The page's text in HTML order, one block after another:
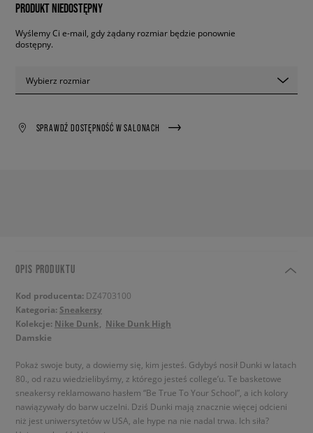
PRODUKT NIEDOSTĘPNY
Wyślemy Ci e-mail, gdy żądany rozmiar będzie ponownie
dostępny.
Wybierz rozmiar
SPRAWDŹ DOSTĘPNOŚĆ W SALONACH
OPIS PRODUKTU
Kod producenta: DZ4703100
Kategoria: Sneakersy
Kolekcje: Nike Dunk
Nike Dunk High
Damskie
Pokaż swoje buty, a dowiemy się, kim jesteś. Gdybyś nosił Dunki w latach
80., od razu wiedzielibyśmy, z którego jesteś college’u. Te basketowe
sneakersy reklamowano hasłem “Be True To Your School”, a ich kolory
nawiązywały do barw uczelni. Dziś Dunki mają znacznie więcej odcieni
niż jest uniwersytetów w USA, ale hype na nie nadal trwa. Ich siła?